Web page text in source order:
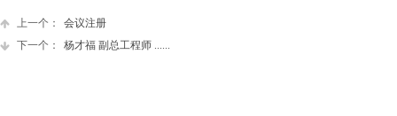
上一个：
会议注册
下一个：
杨才福 副总工程师 ......